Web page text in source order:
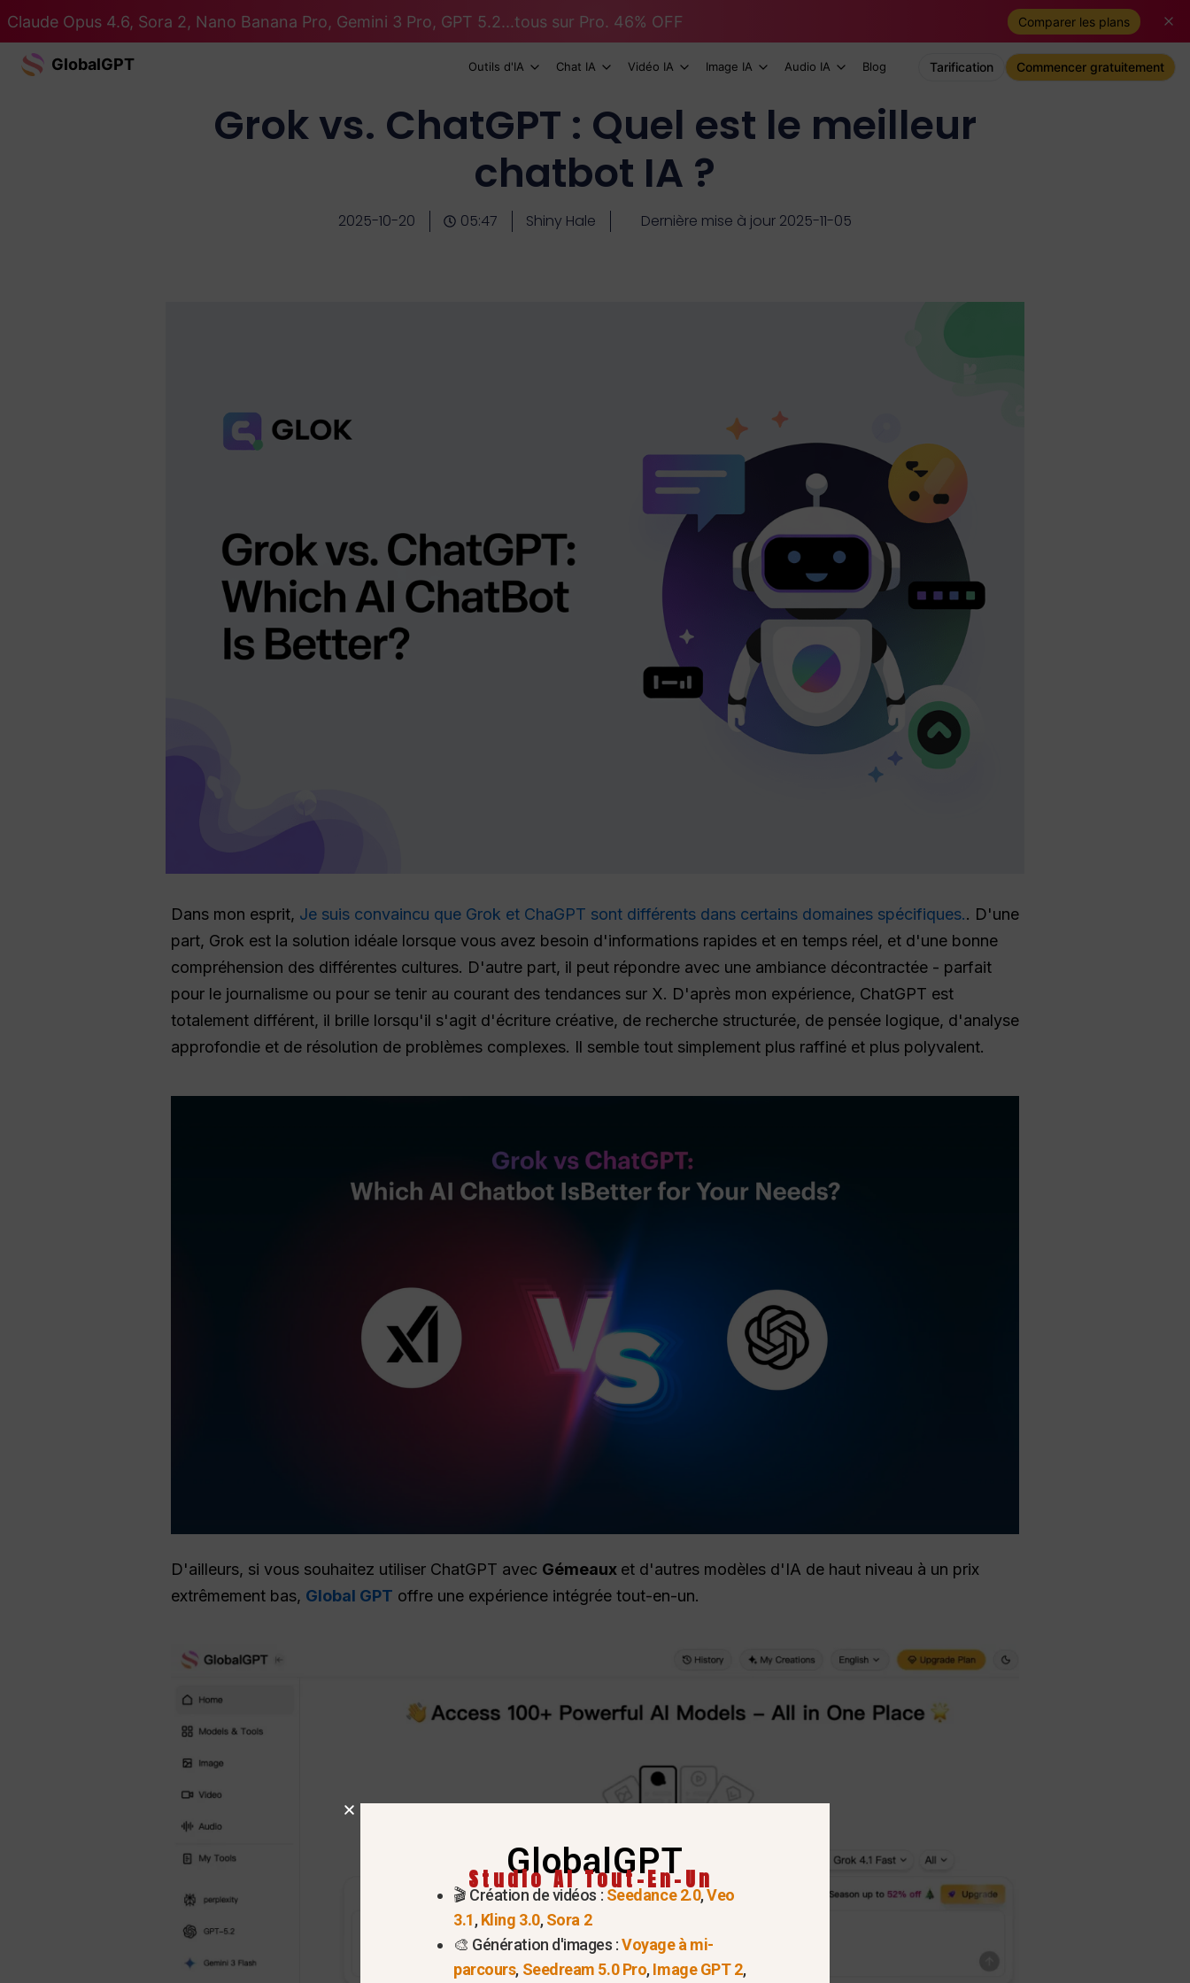
Claude Opus 4.6, Sora 2, Nano Banana Pro, Gemini 3 Pro, GPT 5.2...tous sur Pro. 46% OFF Comparer les plans
GlobalGPT Outils d'IA Chat IA Vidéo IA Image IA Audio IA Blog Tarification Commencer gratuitement
Grok vs. ChatGPT : Quel est le meilleur
chatbot IA ?
2025-10-20 05:47 Shiny Hale Dernière mise à jour 2025-11-05
Dans mon esprit, Je suis convaincu que Grok et ChaGPT sont différents dans certains domaines spécifiques.. D'une
part, Grok est la solution idéale lorsque vous avez besoin d'informations rapides et en temps réel, et d'une bonne
compréhension des différentes cultures. D'autre part, il peut répondre avec une ambiance décontractée - parfait
pour le journalisme ou pour se tenir au courant des tendances sur X. D'après mon expérience, ChatGPT est
totalement différent, il brille lorsqu'il s'agit d'écriture créative, de recherche structurée, de pensée logique, d'analyse
approfondie et de résolution de problèmes complexes. Il semble tout simplement plus raffiné et plus polyvalent.
D'ailleurs, si vous souhaitez utiliser ChatGPT avec Gémeaux et d'autres modèles d'IA de haut niveau à un prix
extrêmement bas, Global GPT offre une expérience intégrée tout-en-un.
GlobalGPT
Studio AI Tout-En-Un
🎬 Création de vidéos : Seedance 2.0,Veo
3.1,Kling 3.0,Sora 2
🎨 Génération d'images :Voyage à mi-
parcours, Seedream 5.0 Pro,Image GPT 2,